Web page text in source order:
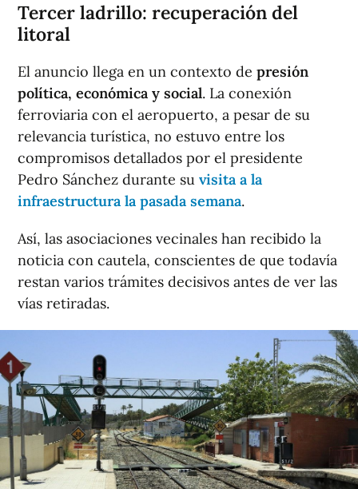
Tercer ladrillo: recuperación del
litoral
El anuncio llega en un contexto de presión
política, económica y social. La conexión
ferroviaria con el aeropuerto, a pesar de su
relevancia turística, no estuvo entre los
compromisos detallados por el presidente
Pedro Sánchez durante su visita a la
infraestructura la pasada semana.
Así, las asociaciones vecinales han recibido la
noticia con cautela, conscientes de que todavía
restan varios trámites decisivos antes de ver las
vías retiradas.